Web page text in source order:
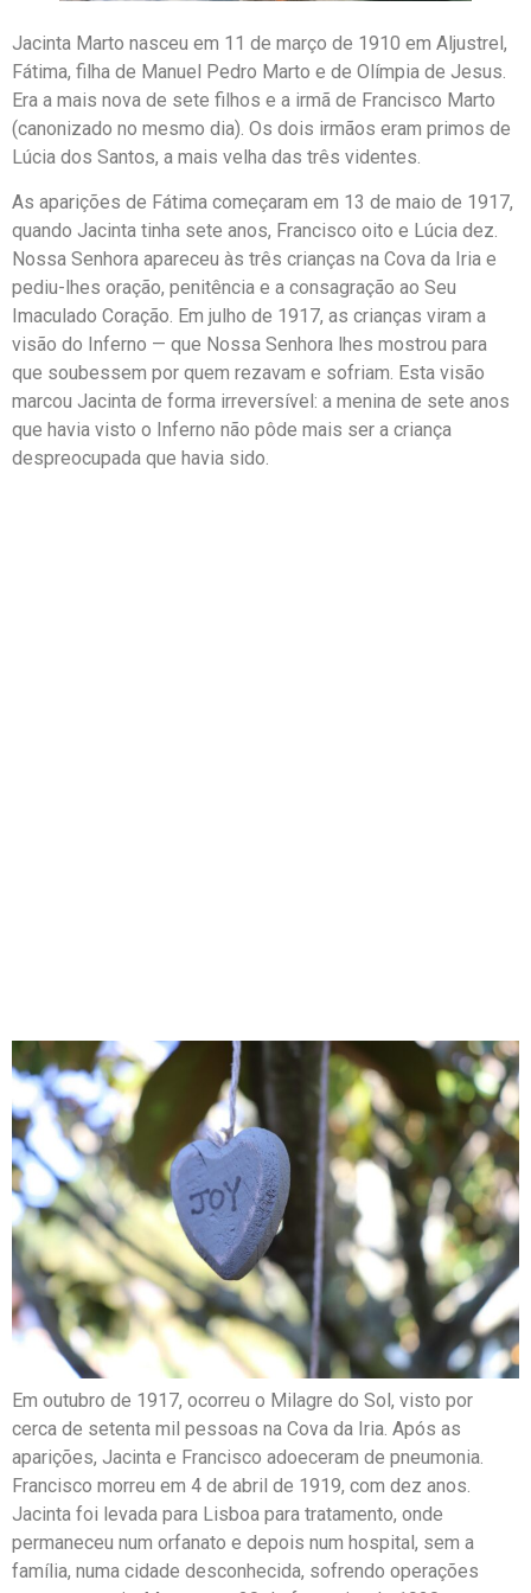
Jacinta Marto nasceu em 11 de março de 1910 em Aljustrel,
Fátima, filha de Manuel Pedro Marto e de Olímpia de Jesus.
Era a mais nova de sete filhos e a irmã de Francisco Marto
(canonizado no mesmo dia). Os dois irmãos eram primos de
Lúcia dos Santos, a mais velha das três videntes.
As aparições de Fátima começaram em 13 de maio de 1917,
quando Jacinta tinha sete anos, Francisco oito e Lúcia dez.
Nossa Senhora apareceu às três crianças na Cova da Iria e
pediu-lhes oração, penitência e a consagração ao Seu
Imaculado Coração. Em julho de 1917, as crianças viram a
visão do Inferno — que Nossa Senhora lhes mostrou para
que soubessem por quem rezavam e sofriam. Esta visão
marcou Jacinta de forma irreversível: a menina de sete anos
que havia visto o Inferno não pôde mais ser a criança
despreocupada que havia sido.
Em outubro de 1917, ocorreu o Milagre do Sol, visto por
cerca de setenta mil pessoas na Cova da Iria. Após as
aparições, Jacinta e Francisco adoeceram de pneumonia.
Francisco morreu em 4 de abril de 1919, com dez anos.
Jacinta foi levada para Lisboa para tratamento, onde
permaneceu num orfanato e depois num hospital, sem a
família, numa cidade desconhecida, sofrendo operações